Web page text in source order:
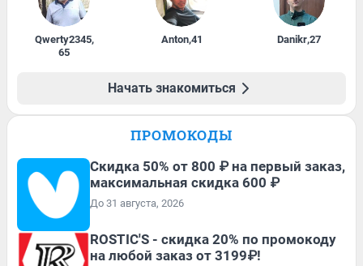
Qwerty2345,
65
Anton,41 Danikr,27
Начать знакомиться
ПРОМОКОДЫ
Скидка 50% от 800 ₽ на первый заказ,
максимальная скидка 600 ₽
До 31 августа, 2026
ROSTIC'S - скидка 20% по промокоду
на любой заказ от 3199₽!